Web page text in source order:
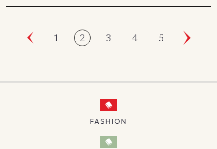
1 2 3 4 5
FASHION